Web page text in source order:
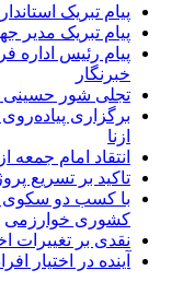
پیام تبریک
پیام تبریک مدیر
پیام رئیس اداره
خبرنگار
تجلی شور حسینی
برگزاری
ازنا
انتقاد امام جمعه
تاکید بر تسریع
با کسب دو سکوی
کشوری خوارزمی
نقدی بر تغییرات
آینده در اختیار